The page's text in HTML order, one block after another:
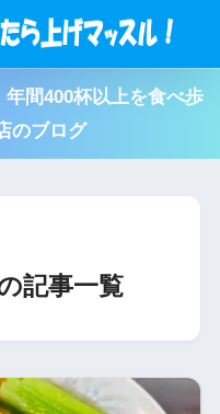
間400杯以上を食べ歩
のブログ
記事一覧